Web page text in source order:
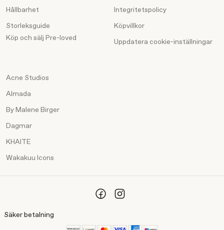
Hållbarhet
Storleksguide
Köp och sälj Pre-loved
Integritetspolicy
Köpvillkor
Uppdatera cookie-inställningar
Acne Studios
Almada
By Malene Birger
Dagmar
KHAITE
Wakakuu Icons
Säker betalning